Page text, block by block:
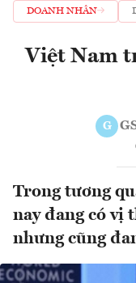
DOANH NHÂN
Việt Nam
G
Trong tương
nay đang có vị
nhưng cũng